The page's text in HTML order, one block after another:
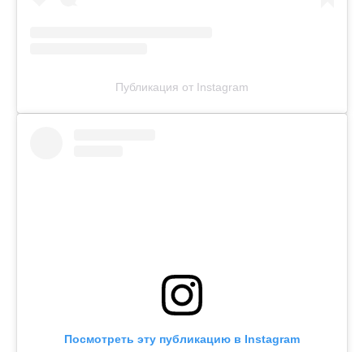
Публикация от Instagram
Посмотреть эту публикацию в Instagram